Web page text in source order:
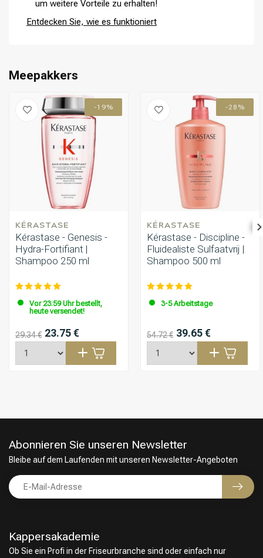
die zusammen mit Salicylic Acid die Haarfaser verdicken und
Glanz und Geschmeidigkeit sorgt.
um weitere Vorteile zu erhalten!
Entdecken Sie, wie es funktioniert
Meepakkers
-19%
KÉRASTASE
Kérastase - Genesis -
Hydra-Fortifiant |
Shampoo 250 ml
Vor 23:59 Uhr bestellt,
heute versendet!
29.34 € 23.75 €
-28%
KÉRASTASE
Kérastase - Discipline -
Fluidealiste Sulfaatvrij |
Shampoo 500 ml
3-5 Arbeitstage
54.72 € 39.65 €
Kappersakademie
Ob Sie ein Profi in der Friseurbranche sind oder einfach nur
Abonnieren Sie unseren Newsletter
Bleibe auf dem Laufenden mit unseren Newsletter-Angeboten